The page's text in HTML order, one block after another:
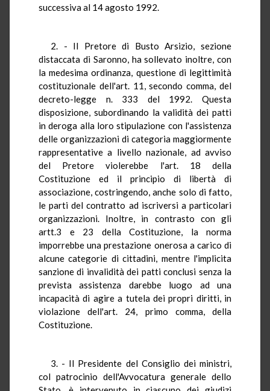
successiva al 14 agosto 1992.
2. - Il Pretore di Busto Arsizio, sezione
distaccata di Saronno, ha sollevato inoltre, con
la medesima ordinanza, questione di legittimità
costituzionale dell'art. 11, secondo comma, del
decreto-legge n. 333 del 1992. Questa
disposizione, subordinando la validità dei patti
in deroga alla loro stipulazione con l'assistenza
delle organizzazioni di categoria maggiormente
rappresentative a livello nazionale, ad avviso
del Pretore violerebbe l'art. 18 della
Costituzione ed il principio di libertà di
associazione, costringendo, anche solo di fatto,
le parti del contratto ad iscriversi a particolari
organizzazioni. Inoltre, in contrasto con gli
artt.3 e 23 della Costituzione, la norma
imporrebbe una prestazione onerosa a carico di
alcune categorie di cittadini, mentre l'implicita
sanzione di invalidità dei patti conclusi senza la
prevista assistenza darebbe luogo ad una
incapacità di agire a tutela dei propri diritti, in
violazione dell'art. 24, primo comma, della
Costituzione.
3. - Il Presidente del Consiglio dei ministri,
col patrocinio dell'Avvocatura generale dello